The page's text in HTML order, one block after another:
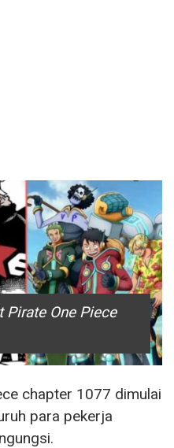
Pirate One Piece
chapter 1077 dimulai
para pekerja